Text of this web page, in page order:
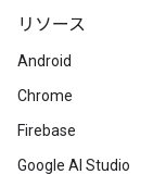
リソース
Android
Chrome
Firebase
Google AI Studio